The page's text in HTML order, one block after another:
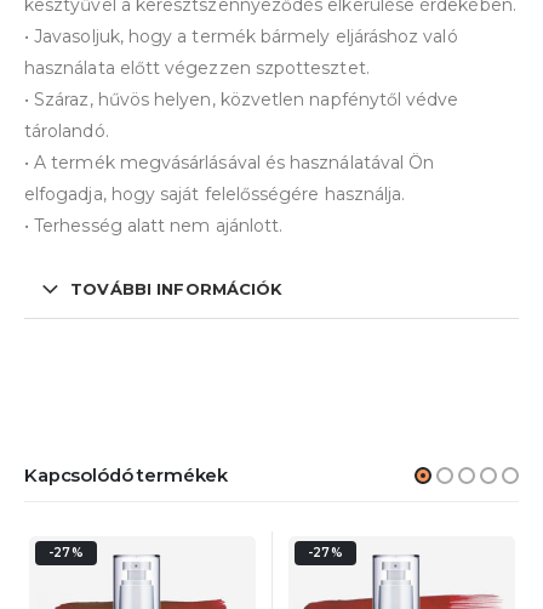
kesztyűvel a keresztszennyeződés elkerülése érdekében.
• Javasoljuk, hogy a termék bármely eljáráshoz való
használata előtt végezzen szpottesztet.
• Száraz, hűvös helyen, közvetlen napfénytől védve
tárolandó.
• A termék megvásárlásával és használatával Ön
elfogadja, hogy saját felelősségére használja.
• Terhesség alatt nem ajánlott.
TOVÁBBI INFORMÁCIÓK
Kapcsolódó termékek
-27% -27%